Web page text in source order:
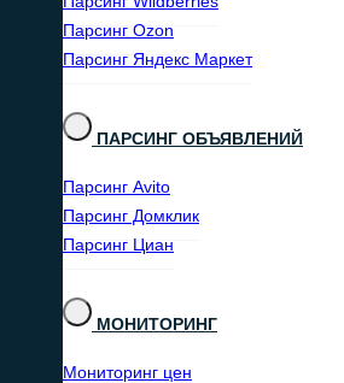
Парсинг Ozon
Парсинг Яндекс Маркет
ПАРСИНГ ОБЪЯВЛЕНИЙ
Парсинг Avito
Парсинг Домклик
Парсинг Циан
МОНИТОРИНГ
Мониторинг цен